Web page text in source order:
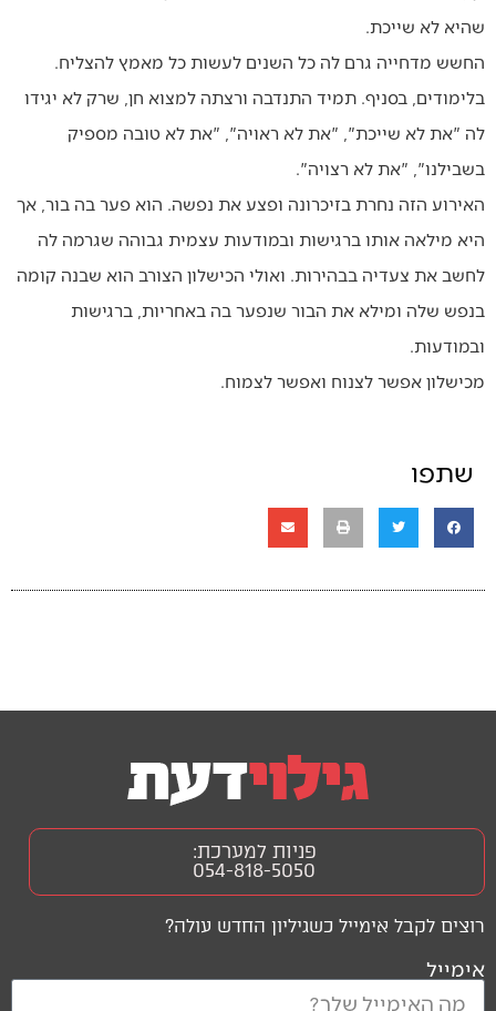
שהיא לא שייכת.
החשש מדחייה גרם לה כל השנים לעשות כל מאמץ להצליח.
בלימודים, בסניף. תמיד התנדבה ורצתה למצוא חן, שרק לא יגידו
לה "את לא שייכת", "את לא ראויה", "את לא טובה מספיק
בשבילנו", "את לא רצויה".
האירוע הזה נחרת בזיכרונה ופצע את נפשה. הוא פער בה בור, אך
היא מילאה אותו ברגישות ובמודעות עצמית גבוהה שגרמה לה
לחשב את צעדיה בבהירות. ואולי הכישלון הצורב הוא שבנה קומה
בנפש שלה ומילא את הבור שנפער בה באחריות, ברגישות
ובמודעות.
מכישלון אפשר לצנוח ואפשר לצמוח.
שתפו
רוצים לקבל אימייל כשגיליון החדש עולה?
אימייל
פניות למערכת:
054-818-5050